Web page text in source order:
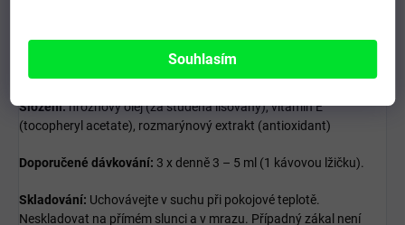
Souhlasím
Složení:hroznový olej (za studena lisovaný), vitamín E
(tocopheryl acetate), rozmarýnový extrakt (antioxidant)
Doporučené dávkování: 3 x denně 3 – 5 ml (1 kávovou lžičku).
Skladování: Uchovávejte v suchu při pokojové teplotě.
Neskladovat na přímém slunci a v mrazu. Případný zákal není